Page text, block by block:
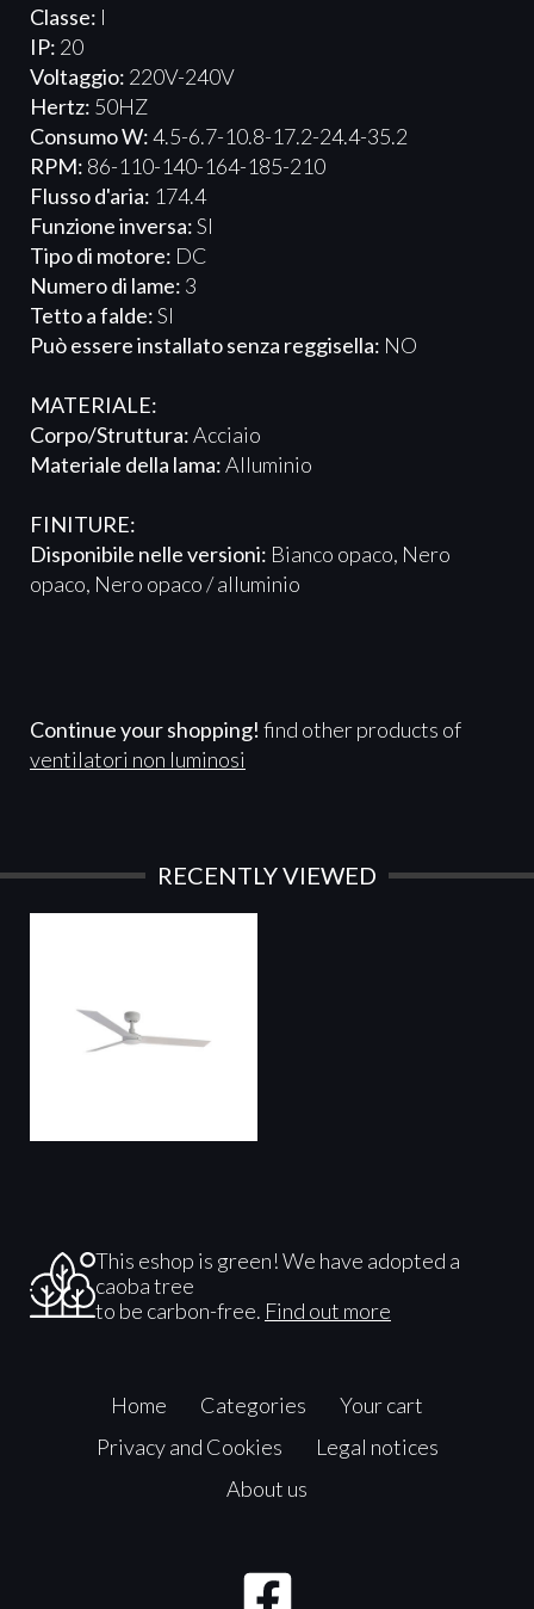
Classe: I
IP: 20
Voltaggio: 220V-240V
Hertz: 50HZ
Consumo W:4.5-6.7-10.8-17.2-24.4-35.2
RPM: 86-110-140-164-185-210
Flusso d'aria: 174.4
Funzione inversa:SI
Tipo di motore: DC
Numero di lame: 3
Tetto a falde:SI
Può essere installato senza reggisella: NO
MATERIALE:
Corpo/Struttura:Acciaio
Materiale della lama:Alluminio
FINITURE:
Disponibile nelle versioni: Bianco opaco, Nero
opaco, Nero opaco / alluminio
Continue your shopping! find other products of
ventilatori non luminosi
RECENTLY VIEWED
This eshop is green! We have adopted a
caoba tree
to be carbon-free. Find out more
Home Categories
Your cart
Privacy and Cookies
Legal notices
About us